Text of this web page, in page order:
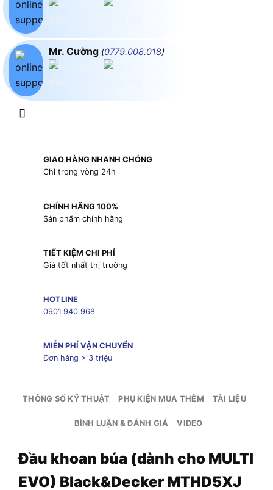
Mr. Cường (0779.008.018)
GIAO HÀNG NHANH CHÓNG
Chỉ trong vòng 24h
CHÍNH HÃNG 100%
Sản phẩm chính hãng
TIẾT KIỆM CHI PHÍ
Giá tốt nhất thị trường
HOTLINE
0901.940.968
MIỄN PHÍ VẬN CHUYỂN
Đơn hàng > 3 triệu
THÔNG SỐ KỸ THUẬT PHỤ KIỆN MUA THÊM TÀI LIỆU
BÌNH LUẬN & ĐÁNH GIÁ VIDEO
Đầu khoan búa (dành cho MULTI
EVO) Black&Decker MTHD5XJ